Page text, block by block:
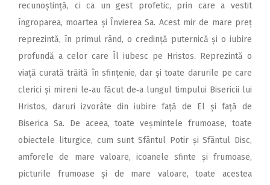
recunoștință, ci ca un gest profetic, prin care a vestit
îngroparea, moartea și Învierea Sa. Acest mir de mare preț
reprezintă, în primul rând, o credință puternică și o iubire
profundă a celor care Îl iubesc pe Hristos. Reprezintă o
viață curată trăită în sfințenie, dar și toate darurile pe care
clerici și mireni le‑au făcut de‑a lungul timpului Bisericii lui
Hristos, daruri izvorâte din iubire față de El și față de
Biserica Sa. De aceea, toate veș­mintele frumoase, toate
obiectele liturgice, cum sunt Sfântul Potir și Sfântul Disc,
amforele de mare valoare, icoanele sfinte și frumoase,
picturile frumoase și de mare valoare, toate acestea